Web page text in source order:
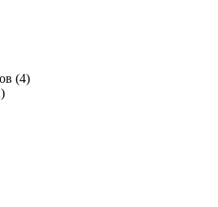
(4)